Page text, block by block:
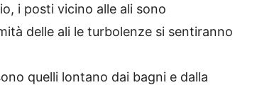
i posti vicino alle ali sono
delle ali le turbolenze si sentiranno
quelli lontano dai bagni e dalla